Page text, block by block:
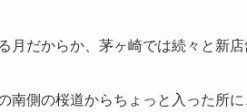
月だからか、茅ヶ崎では続々と新店
南側の桜道からちょっと入った所